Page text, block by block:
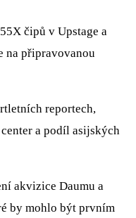
čipů v Upstage a
na připravovanou
reportech,
a podíl asijských
akvizice Daumu a
by mohlo být prvním